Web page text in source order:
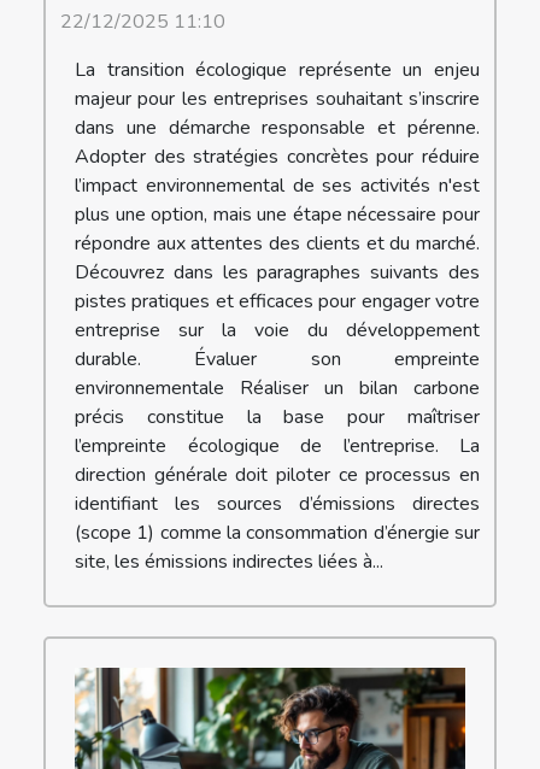
22/12/2025 11:10
La transition écologique représente un enjeu
majeur pour les entreprises souhaitant s’inscrire
dans une démarche responsable et pérenne.
Adopter des stratégies concrètes pour réduire
l’impact environnemental de ses activités n'est
plus une option, mais une étape nécessaire pour
répondre aux attentes des clients et du marché.
Découvrez dans les paragraphes suivants des
pistes pratiques et efficaces pour engager votre
entreprise sur la voie du développement
durable. Évaluer son empreinte
environnementale Réaliser un bilan carbone
précis constitue la base pour maîtriser
l’empreinte écologique de l’entreprise. La
direction générale doit piloter ce processus en
identifiant les sources d’émissions directes
(scope 1) comme la consommation d’énergie sur
site, les émissions indirectes liées à...